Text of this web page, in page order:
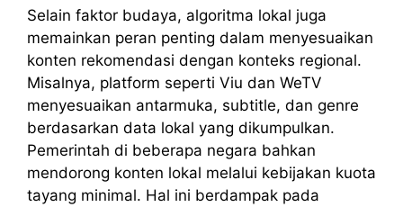
Selain faktor budaya, algoritma lokal juga
memainkan peran penting dalam menyesuaikan
konten rekomendasi dengan konteks regional.
Misalnya, platform seperti Viu dan WeTV
menyesuaikan antarmuka, subtitle, dan genre
berdasarkan data lokal yang dikumpulkan.
Pemerintah di beberapa negara bahkan
mendorong konten lokal melalui kebijakan kuota
tayang minimal. Hal ini berdampak pada